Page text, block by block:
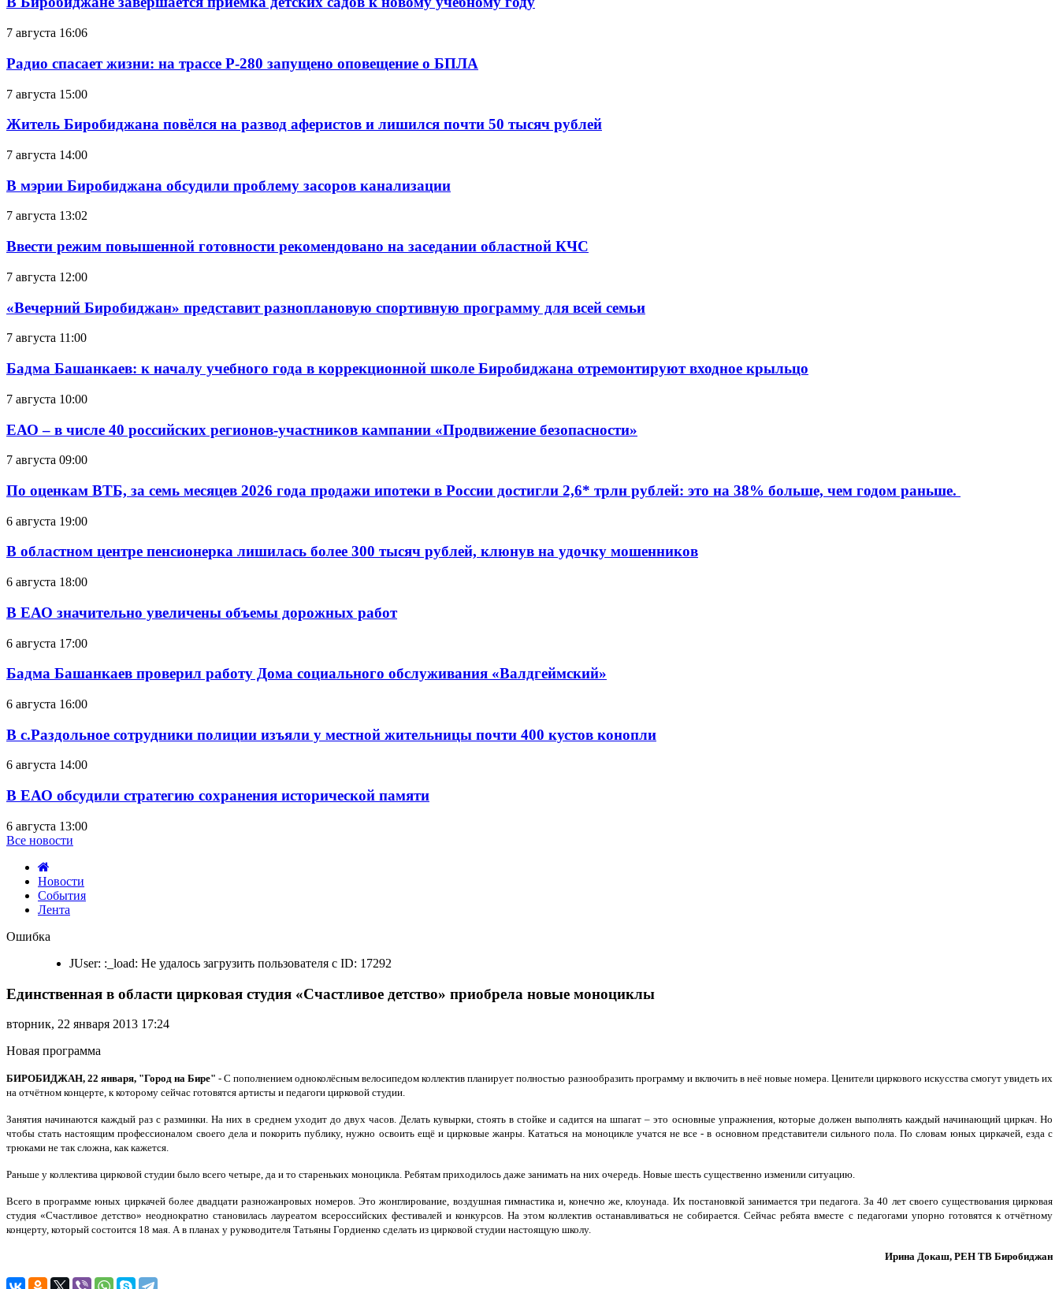
7 августа 16:06
Радио спасает жизни: на трассе Р-280 запущено оповещение о БПЛА
7 августа 15:00
Житель Биробиджана повёлся на развод аферистов и лишился почти 50 тысяч рублей
7 августа 14:00
В мэрии Биробиджана обсудили проблему засоров канализации
7 августа 13:02
Ввести режим повышенной готовности рекомендовано на заседании областной КЧС
7 августа 12:00
«Вечерний Биробиджан» представит разноплановую спортивную программу для всей семьи
7 августа 11:00
Бадма Башанкаев: к началу учебного года в коррекционной школе Биробиджана отремонтируют входное крыльцо
7 августа 10:00
ЕАО – в числе 40 российских регионов-участников кампании «Продвижение безопасности»
7 августа 09:00
По оценкам ВТБ, за семь месяцев 2026 года продажи ипотеки в России достигли 2,6* трлн рублей: это на 38% больше, чем годом раньше.
6 августа 19:00
В областном центре пенсионерка лишилась более 300 тысяч рублей, клюнув на удочку мошенников
6 августа 18:00
В ЕАО значительно увеличены объемы дорожных работ
6 августа 17:00
Бадма Башанкаев проверил работу Дома социального обслуживания «Валдгеймский»
6 августа 16:00
В с.Раздольное сотрудники полиции изъяли у местной жительницы почти 400 кустов конопли
6 августа 14:00
В ЕАО обсудили стратегию сохранения исторической памяти
6 августа 13:00
Все новости
Новости
События
Лента
в
цирковая
«Счастливое
приобрела
моноциклы
Ошибка
JUser: :_load: Не удалось загрузить пользователя с ID: 17292
Единственная в области цирковая студия «Счастливое детство» приобрела новые моноциклы
вторник, 22 января 2013 17:24
Новая программа
БИРОБИДЖАН, 22 января, "Город на Бире" - С пополнением одноколёсным велосипедом коллектив планирует полностью разнообразить программу и включить в неё новые номера. Ценители циркового искусства смогут увидеть их
на отчётном концерте, к которому сейчас готовятся артисты и педагоги цирковой студии.
Занятия начинаются каждый раз с разминки. На них в среднем уходит до двух часов. Делать кувырки, стоять в стойке и садится на шпагат – это основные упражнения, которые должен выполнять каждый начинающий циркач. Но
чтобы стать настоящим профессионалом своего дела и покорить публику, нужно освоить ещё и цирковые жанры. Кататься на моноцикле учатся не все - в основном представители сильного пола. По словам юных циркачей, езда с
трюками не так сложна, как кажется.
Раньше у коллектива цирковой студии было всего четыре, да и то стареньких моноцикла. Ребятам приходилось даже занимать на них очередь. Новые шесть существенно изменили ситуацию.
Всего в программе юных циркачей более двадцати разножанровых номеров. Это жонглирование, воздушная гимнастика и, конечно же, клоунада. Их постановкой занимается три педагога. За 40 лет своего существования цирковая
студия «Счастливое детство» неоднократно становилась лауреатом всероссийских фестивалей и конкурсов. На этом коллектив останавливаться не собирается. Сейчас ребята вместе с педагогами упорно готовятся к отчётному
концерту, который состоится 18 мая. А в планах у руководителя Татьяны Гордиенко сделать из цирковой студии настоящую школу.
Ирина Докаш, РЕН ТВ Биробиджан